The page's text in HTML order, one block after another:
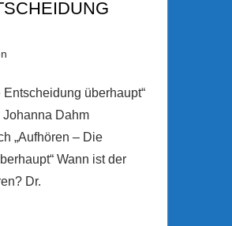
überhaupt“
Johanna Dahm
„Aufhören – Die
Wann ist der
Dr.